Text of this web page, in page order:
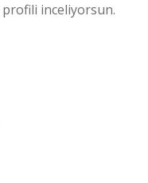
profili inceliyorsun.